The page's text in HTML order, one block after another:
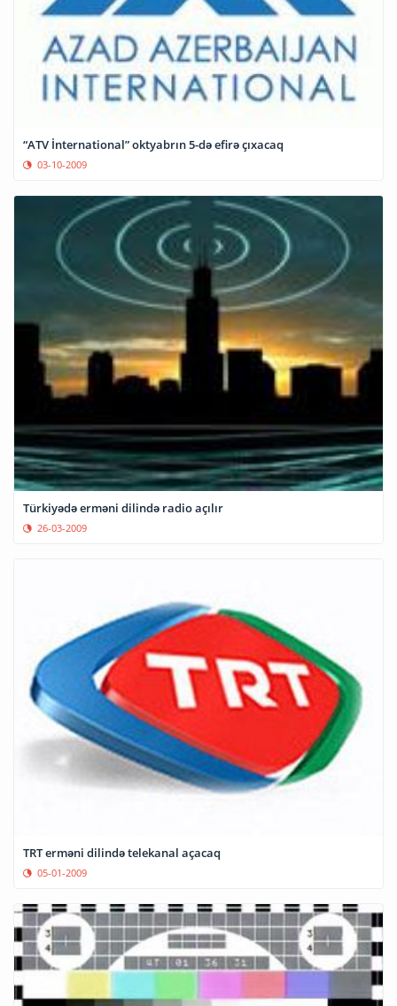
“ATV İnternational” oktyabrın 5-də efirə çıxacaq
03-10-2009
Türkiyədə erməni dilində radio açılır
26-03-2009
TRT erməni dilində telekanal açacaq
05-01-2009